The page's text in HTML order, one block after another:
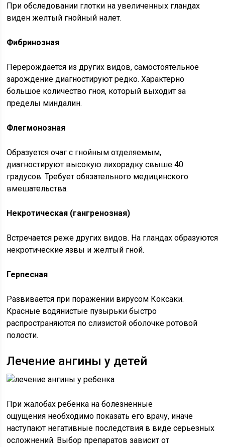
При обследовании глотки на увеличенных гландах
виден желтый гнойный налет.
Фибринозная
Перерождается из других видов, самостоятельное
зарождение диагностируют редко. Характерно
большое количество гноя, который выходит за
пределы миндалин.
Флегмонозная
Образуется очаг с гнойным отделяемым,
диагностируют высокую лихорадку свыше 40
градусов. Требует обязательного медицинского
вмешательства.
Некротическая (гангренозная)
Встречается реже других видов. На гландах образуются
некротические язвы и желтый гной.
Герпесная
Развивается при поражении вирусом Коксаки.
Красные водянистые пузырьки быстро
распространяются по слизистой оболочке ротовой
полости.
Лечение ангины у детей
При жалобах ребенка на болезненные
ощущения необходимо показать его врачу, иначе
наступают негативные последствия в виде серьезных
осложнений. Выбор препаратов зависит от